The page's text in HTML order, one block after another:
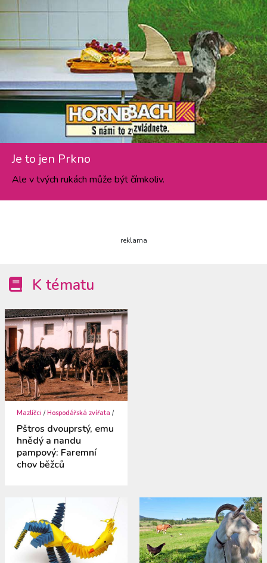
Je to jen Prkno
Ale v tvých rukách může být čímkoliv.
reklama
K tématu
Mazlíčci / Hospodářská zvířata /
Pštros dvouprstý, emu
hnědý a nandu
pampový: Faremní
chov běžců